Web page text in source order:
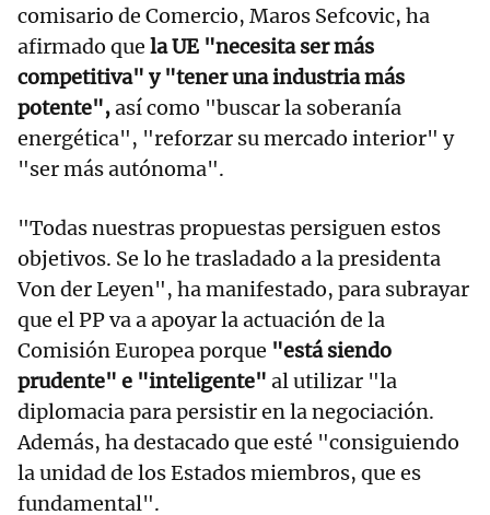
comisario de Comercio, Maros Sefcovic, ha
afirmado que la UE "necesita ser más
competitiva" y "tener una industria más
potente",así como "buscar la soberanía
energética", "reforzar su mercado interior" y
"ser más autónoma".
"Todas nuestras propuestas persiguen estos
objetivos. Se lo he trasladado a la presidenta
Von der Leyen", ha manifestado, para subrayar
que el PP va a apoyar la actuación de la
Comisión Europea porque "está siendo
prudente" e "inteligente" al utilizar "la
diplomacia para persistir en la negociación.
Además, ha destacado que esté "consiguiendo
la unidad de los Estados miembros, que es
fundamental".